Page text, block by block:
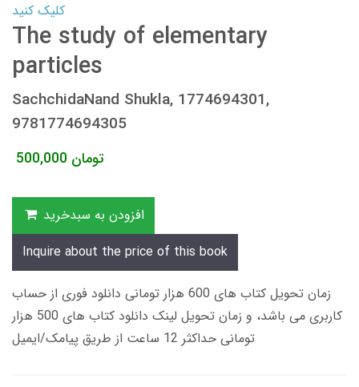
کلیک کنید
The study of elementary
particles
SachchidaNand Shukla, 1774694301,
9781774694305
500,000 تومان
افزودن به سبدخرید
Inquire about the price of this book
زمان تحویل کتاب های 600 هزار تومانی دانلود فوری از حساب
کاربری می باشد، و زمان تحویل لینک دانلود کتاب های 500 هزار
تومانی حداکثر 12 ساعت از طریق پیامک/ایمیل